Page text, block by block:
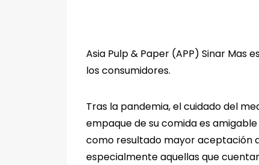
Asia Pulp & Paper (APP) Sinar
los consumidores.
Tras la pandemia, el cuidado del
empaque de su comida es
como resultado mayor aceptación
especialmente aquellas que